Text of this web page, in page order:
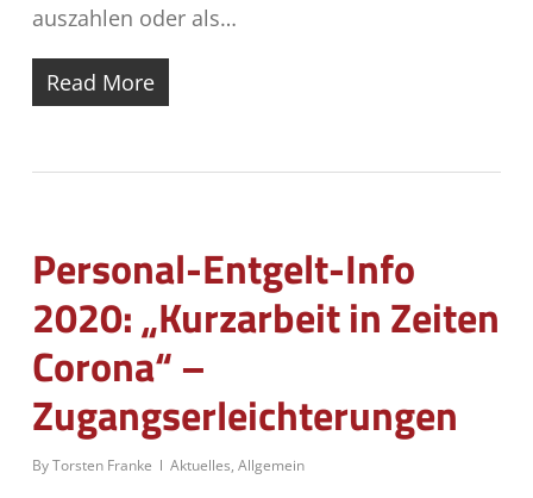
auszahlen oder als…
Read More
Personal-Entgelt-Info
2020: „Kurzarbeit in Zeiten
Corona“ –
Zugangserleichterungen
ByTorsten Franke Aktuelles, Allgemein